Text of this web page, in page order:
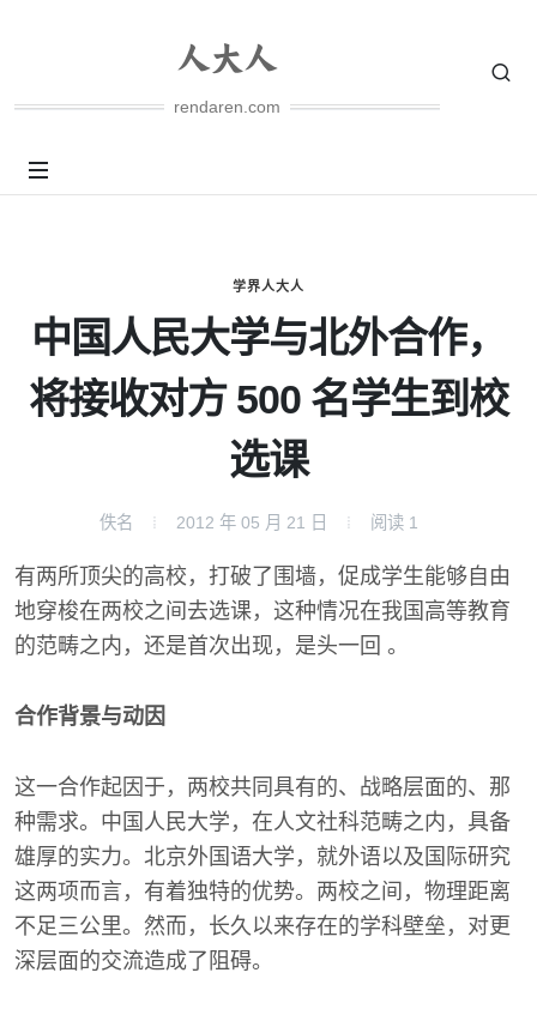
rendaren.com
学界人大人
中国人民大学与北外合作，
将接收对方 500 名学生到校
选课
佚名 2012 年 05 月 21 日 阅读 1
有两所顶尖的高校，打破了围墙，促成学生能够自由
地穿梭在两校之间去选课，这种情况在我国高等教育
的范畴之内，还是首次出现，是头一回 。
合作背景与动因
这一合作起因于，两校共同具有的、战略层面的、那
种需求。中国人民大学，在人文社科范畴之内，具备
雄厚的实力。北京外国语大学，就外语以及国际研究
这两项而言，有着独特的优势。两校之间，物理距离
不足三公里。然而，长久以来存在的学科壁垒，对更
深层面的交流造成了阻碍。